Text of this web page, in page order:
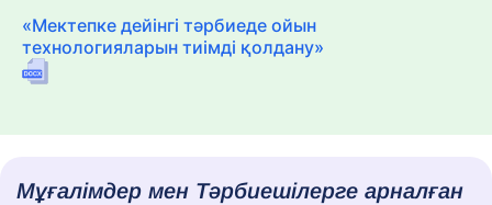
«Мектепке дейінгі тәрбиеде ойын
технологияларын тиімді қолдану»
Мұғалімдер мен Тәрбиешілерге арналған